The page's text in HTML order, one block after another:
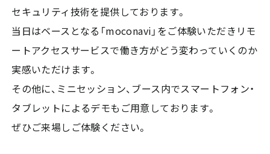
セキュリティ技術を提供しております。
当日はベースとなる「moconavi」をご体験いただきリモ
ートアクセスサービスで働き方がどう変わっていくのか
実感いただけます。
その他に、ミニセッション、ブース内でスマートフォン・
タブレットによるデモもご用意しております。
ぜひご来場しご体験ください。